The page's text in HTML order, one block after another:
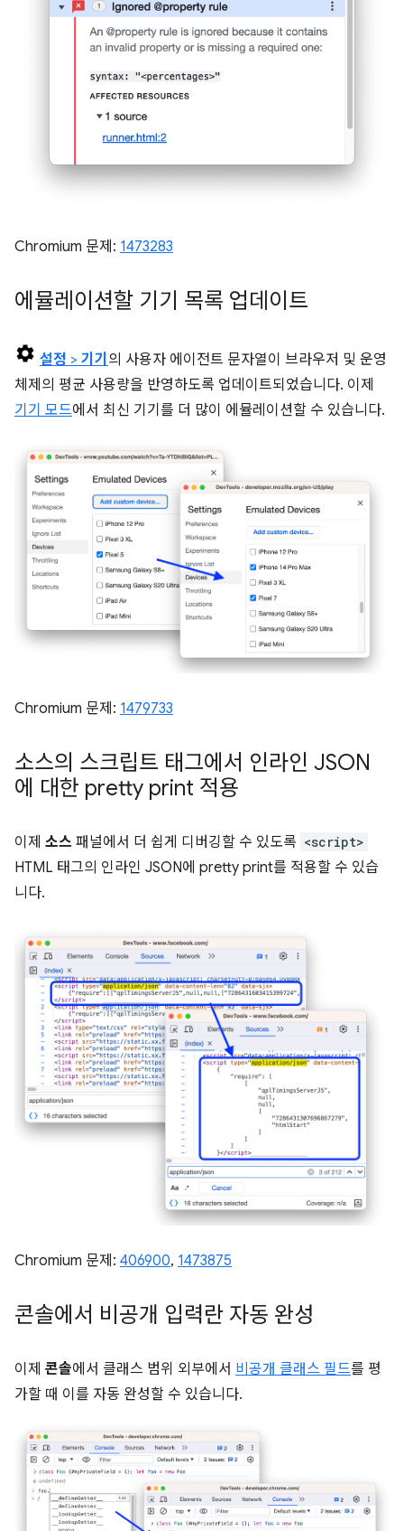
Chromium 문제: 1473283
에뮬레이션할 기기 목록 업데이트
설정 > 기기 의 사용자 에이전트 문자열이 브라우저 및 운영
체제의 평균 사용량을 반영하도록 업데이트되었습니다. 이제
기기 모드에서 최신 기기를 더 많이 에뮬레이션할 수 있습니다.
Chromium 문제: 1479733
소스의 스크립트 태그에서 인라인 JSON
에 대한 pretty print 적용
이제 소스 패널에서 더 쉽게 디버깅할 수 있도록 <script>
HTML 태그의 인라인 JSON에 pretty print를 적용할 수 있습
니다.
Chromium 문제: 406900, 1473875
콘솔에서 비공개 입력란 자동 완성
이제 콘솔에서 클래스 범위 외부에서 비공개 클래스 필드를 평
가할 때 이를 자동 완성할 수 있습니다.